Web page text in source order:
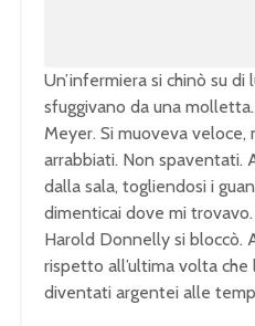
Un’infermiera si chinò su di
sfuggivano da una
Meyer. Si muoveva veloce,
arrabbiati. Non spaventati.
dalla sala, togliendosi i
dimenticai dove mi
Harold Donnelly si bloccò.
rispetto all’ultima volta
diventati argentei alle